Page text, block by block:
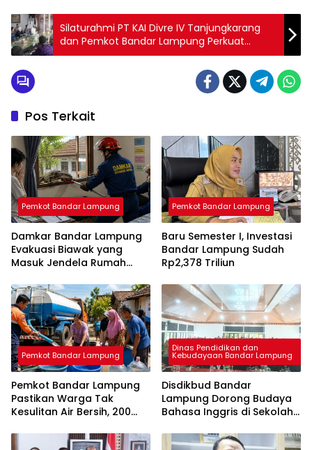
Silaturahmi PT KAI Divre IV Tanjungkarang
dan Pemkot Bandar Lampung Perkuat
Sinergi Layanan Publik
Pos Terkait
Pemkot Bandar Lampung
Damkar Bandar Lampung
Evakuasi Biawak yang
Masuk Jendela Rumah
Pemkot Bandar Lampung
Baru Semester I, Investasi
Bandar Lampung Sudah
Rp2,378 Triliun
Pemkot Bandar Lampung
Pemkot Bandar Lampung
Pastikan Warga Tak
Kesulitan Air Bersih, 200
Dinas Pendidikan dan
Kebudayaan Bandar Lampung
Disdikbud Bandar
Lampung Dorong Budaya
Bahasa Inggris di Sekolah
Berprestasi